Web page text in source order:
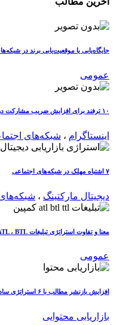
جایگاه‌یابی یا موقعیت‌یابی برند در
عمومی
۱۰ ترفند برای افزایش ضریب مشارکت در اینستاگرام
اینستاگرام ، شبکه‌های
۷ اشتباه مهلک در شبکه‌های اجتماعی
دیجیتال مارکتینگ ،
معنا و تفاوت استراتژی تبلیغات ATL ، BTL و TTL در چیست؟
عمومی
افزایش بازنشر مطالب با ۶ استراتژی ساده
بازاریابی محتوایی